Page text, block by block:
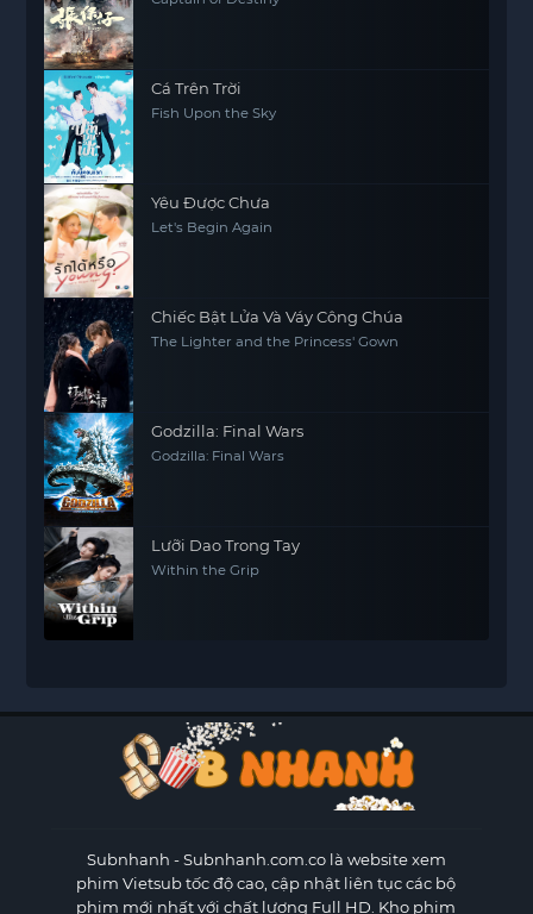
Cá Trên Trời
Fish Upon the Sky
Yêu Được Chưa
Let's Begin Again
Chiếc Bật Lửa Và Váy Công Chúa
The Lighter and the Princess' Gown
Godzilla: Final Wars
Godzilla: Final Wars
Lưỡi Dao Trong Tay
Within the Grip
Subnhanh - Subnhanh.com.co là website xem
phim Vietsub tốc độ cao, cập nhật liên tục các bộ
phim mới nhất với chất lượng Full HD. Kho phim